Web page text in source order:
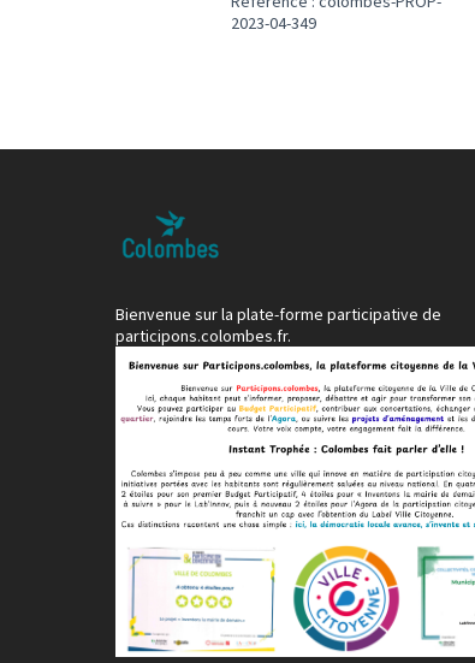
2023-04-349
Bienvenue sur la plate-forme participative de
participons.colombes.fr.